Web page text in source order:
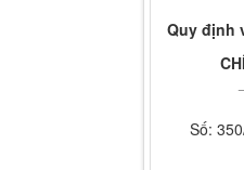
Quy định
Số: